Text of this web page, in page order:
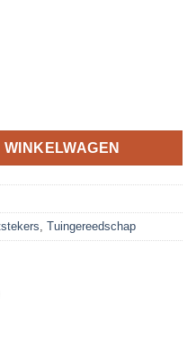
85cm, met veerbus en groot
Tuingereedschap